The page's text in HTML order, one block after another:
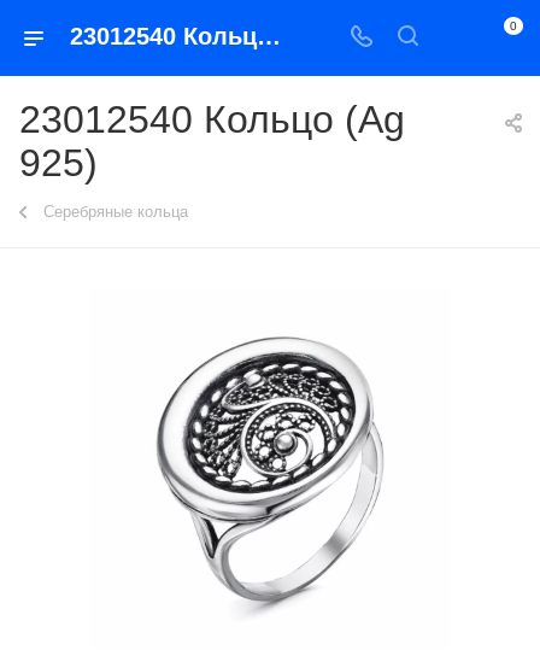
23012540 Кольцо (Ag 925) 0
23012540 Кольцо (Ag
925)
Серебряные кольца